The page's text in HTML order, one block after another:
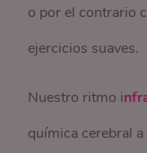
o por el contrario
ejercicios suaves.
Nuestro ritmo i
química cerebral